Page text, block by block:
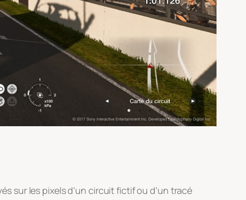
sur les pixels d’un circuit fictif ou d’un tracé